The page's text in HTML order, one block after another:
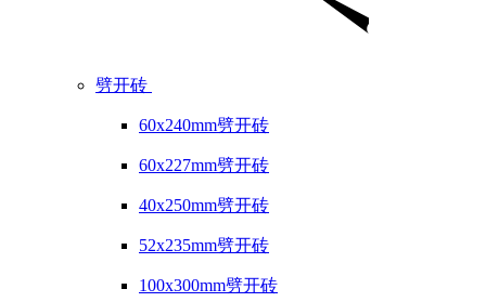
劈开砖
60x240mm劈开砖
60x227mm劈开砖
40x250mm劈开砖
52x235mm劈开砖
100x300mm劈开砖